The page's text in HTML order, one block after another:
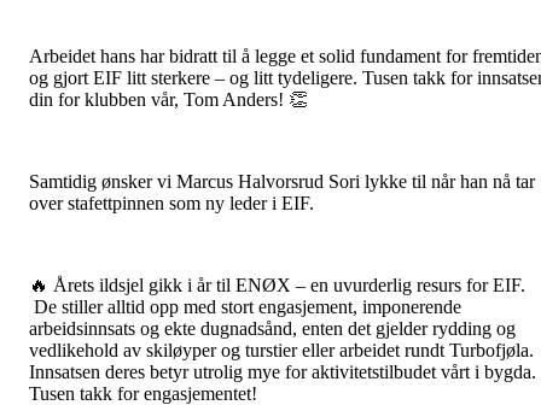
Arbeidet hans har bidratt til å legge et solid fundament for
og gjort EIF litt sterkere – og litt tydeligere. Tusen takk for
din for klubben vår, Tom Anders! 👏
Samtidig ønsker vi Marcus Halvorsrud Sori lykke til når han nå tar
over stafettpinnen som ny leder i EIF.
🔥 Årets ildsjel gikk i år til ENØX – en uvurderlig resurs for EIF.
De stiller alltid opp med stort engasjement, imponerende
arbeidsinnsats og ekte dugnadsånd, enten det gjelder rydding og
vedlikehold av skiløyper og turstier eller arbeidet rundt Turbofjøla.
Innsatsen deres betyr utrolig mye for aktivitetstilbudet vårt i bygda.
Tusen takk for engasjementet!